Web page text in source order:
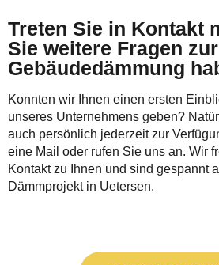
Treten Sie in Kontakt
Sie weitere Fragen zur
Gebäudedämmung
Konnten wir Ihnen einen ersten
unseres Unternehmens geben?
auch persönlich jederzeit zur
eine Mail oder rufen Sie uns an. Wir
Kontakt zu Ihnen und sind gespannt
Dämmprojekt in Uetersen.